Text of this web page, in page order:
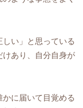
い」と思っている
けあり、自分自身が
に届いて目覚める